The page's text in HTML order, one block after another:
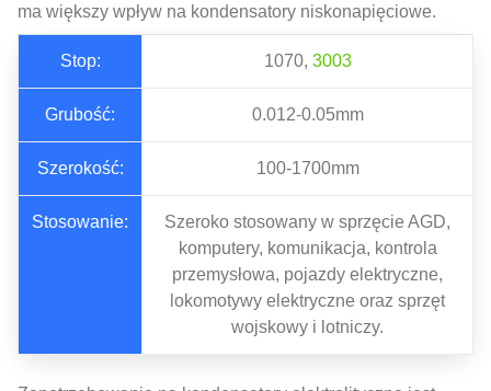
ma większy wpływ na kondensatory niskonapięciowe.
Stop: 1070, 3003
Grubość: 0.012-0.05mm
Szerokość: 100-1700mm
Stosowanie:
Szeroko stosowany w sprzęcie AGD,
komputery, komunikacja, kontrola
przemysłowa, pojazdy elektryczne,
lokomotywy elektryczne oraz sprzęt
wojskowy i lotniczy.